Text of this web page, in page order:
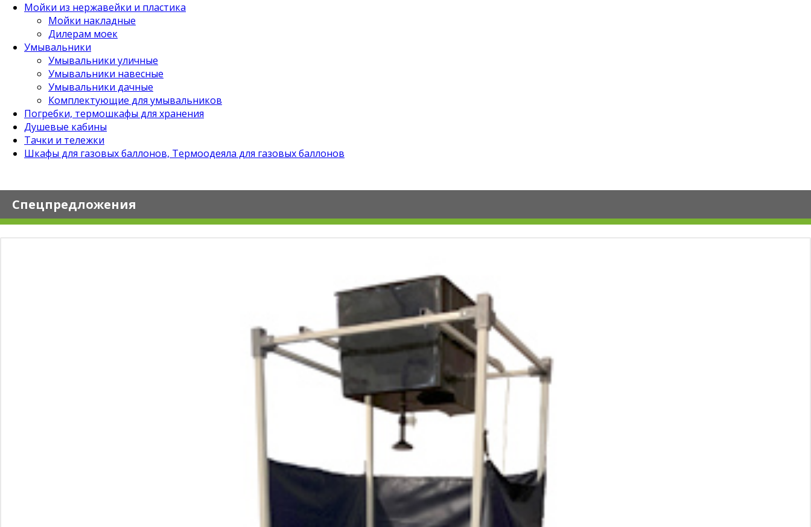
Мойки из нержавейки и пластика
Мойки накладные
Дилерам моек
Умывальники
Умывальники уличные
Умывальники навесные
Умывальники дачные
Комплектующие для умывальников
Погребки, термошкафы для хранения
Душевые кабины
Тачки и тележки
Шкафы для газовых баллонов, Термоодеяла для газовых баллонов
Спецпредложения